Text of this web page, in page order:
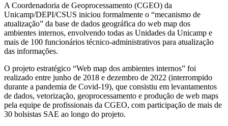
A Coordenadoria de Geoprocessamento (CGEO) da
Unicamp/DEPI/CSUS iniciou formalmente o “mecanismo de
atualização” da base de dados geográfica do web map dos
ambientes internos, envolvendo todas as Unidades da Unicamp e
mais de 100 funcionários técnico-administrativos para atualização
das informações.
O projeto estratégico “Web map dos ambientes internos” foi
realizado entre junho de 2018 e dezembro de 2022 (interrompido
durante a pandemia de Covid-19), que consistiu em levantamentos
de dados, vetorização, geoprocessamento e produção de web maps
pela equipe de profissionais da CGEO, com participação de mais de
30 bolsistas SAE ao longo do projeto.